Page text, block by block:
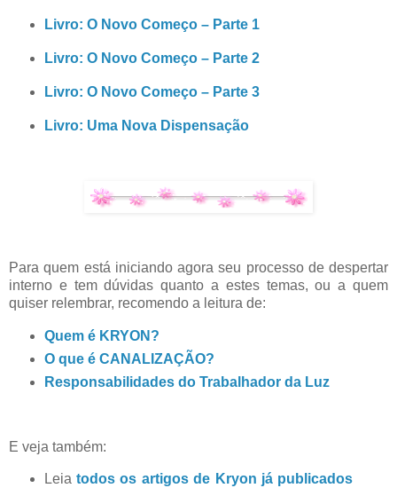
Livro: O Novo Começo – Parte 1
Livro: O Novo Começo – Parte 2
Livro: O Novo Começo – Parte 3
Livro: Uma Nova Dispensação
Para quem está iniciando agora seu processo de despertar
interno e tem dúvidas quanto a estes temas, ou a quem
quiser relembrar, recomendo a leitura de:
Quem é KRYON?
O que é CANALIZAÇÃO?
Responsabilidades do Trabalhador da Luz
E veja também:
Leia todos os artigos de Kryon já publicados